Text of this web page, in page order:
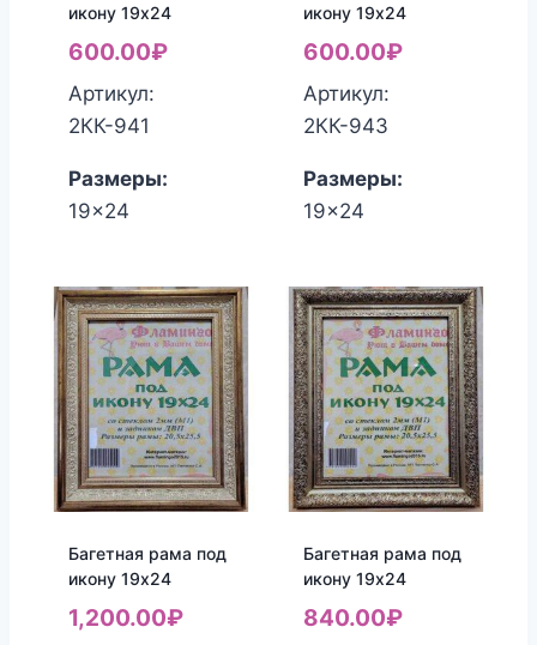
икону 19х24
600.00₽
Артикул:
2КК-941
Размеры:
19x24
икону 19х24
600.00₽
Артикул:
2КК-943
Размеры:
19x24
Багетная рама под
икону 19х24
1,200.00₽
Багетная рама под
икону 19х24
840.00₽